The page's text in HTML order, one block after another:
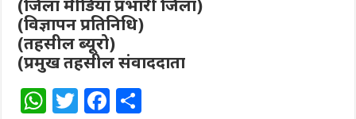
(जिला मीडिया प्रभारी जिला)
(विज्ञापन प्रतिनिधि)
(तहसील ब्यूरो)
(प्रमुख तहसील संवाददाता
W T F